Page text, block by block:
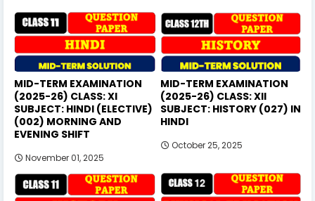
MID-TERM EXAMINATION
(2025-26) CLASS: XI
SUBJECT: HINDI (ELECTIVE)
(002) MORNING AND
EVENING SHIFT
November 01, 2025
MID-TERM EXAMINATION
(2025-26) CLASS: XII
SUBJECT: HISTORY (027) IN
HINDI
October 25, 2025